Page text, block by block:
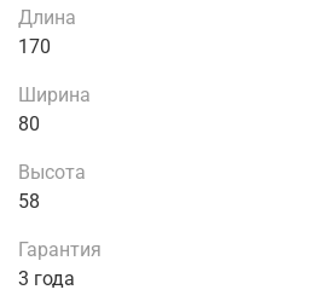
Длина
170
Ширина
80
Высота
58
Гарантия
3 года